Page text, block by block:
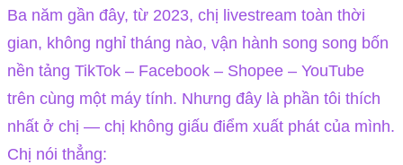
Ba năm gần đây, từ 2023, chị livestream toàn thời
gian, không nghỉ tháng nào, vận hành song song bốn
nền tảng TikTok – Facebook – Shopee – YouTube
trên cùng một máy tính. Nhưng đây là phần tôi thích
nhất ở chị — chị không giấu điểm xuất phát của mình.
Chị nói thẳng: